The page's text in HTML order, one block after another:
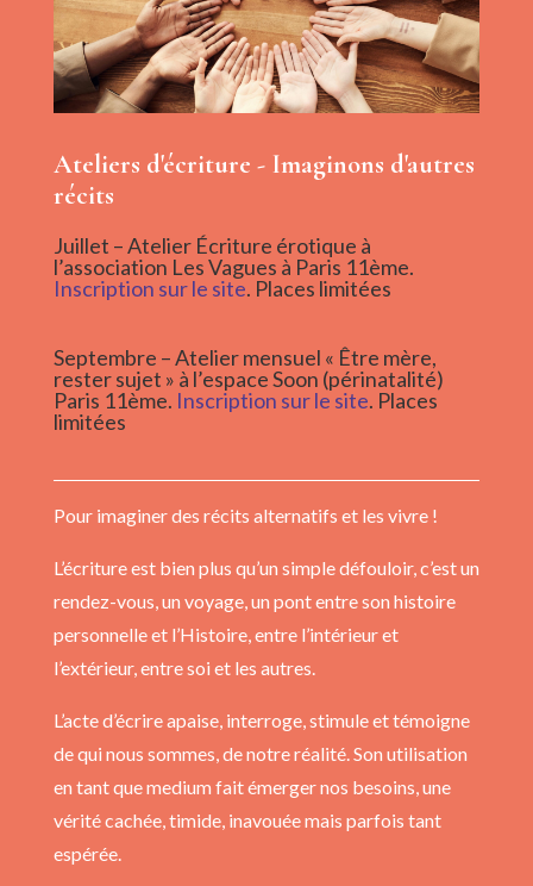
Ateliers d'écriture - Imaginons d'autres
récits
Juillet – Atelier Écriture érotique à
l’association Les Vagues à Paris 11ème.
Inscription sur le site. Places limitées
Septembre – Atelier mensuel « Être mère,
rester sujet » à l’espace Soon (périnatalité)
Paris 11ème. Inscription sur le site. Places
limitées
Pour imaginer des récits alternatifs et les vivre !
L’écriture est bien plus qu’un simple défouloir, c’est un
rendez-vous, un voyage, un pont entre son histoire
personnelle et l’Histoire, entre l’intérieur et
l’extérieur, entre soi et les autres.
L’acte d’écrire apaise, interroge, stimule et témoigne
de qui nous sommes, de notre réalité. Son utilisation
en tant que medium fait émerger nos besoins, une
vérité cachée, timide, inavouée mais parfois tant
espérée.